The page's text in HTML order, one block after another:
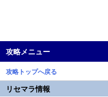
攻略メニュー
攻略トップへ戻る
リセマラ情報